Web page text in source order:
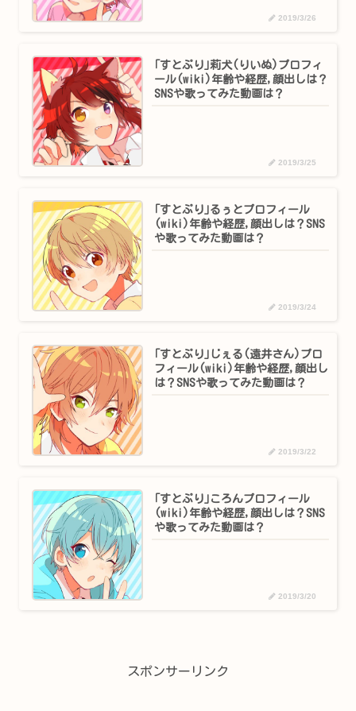
2019/3/26
｢すとぷり｣莉犬(りいぬ)プロフィ
ール(wiki)年齢や経歴,顔出しは？
SNSや歌ってみた動画は？
2019/3/25
｢すとぷり｣るぅとプロフィール
(wiki)年齢や経歴,顔出しは？SNS
や歌ってみた動画は？
2019/3/24
｢すとぷり｣じぇる(遠井さん)プロ
フィール(wiki)年齢や経歴,顔出し
は？SNSや歌ってみた動画は？
2019/3/22
｢すとぷり｣ころんプロフィール
(wiki)年齢や経歴,顔出しは？SNS
や歌ってみた動画は？
2019/3/20
スポンサーリンク